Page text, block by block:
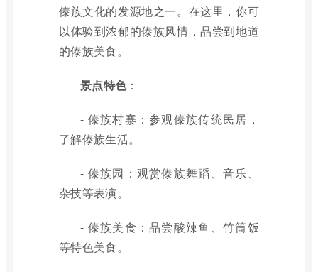
傣族文化的发源地之一。在这里，你可
以体验到浓郁的傣族风情，品尝到地道
的傣族美食。
景点特色：
- 傣族村寨：参观傣族传统民居，
了解傣族生活。
- 傣族园：观赏傣族舞蹈、音乐、
杂技等表演。
- 傣族美食：品尝酸辣鱼、竹筒饭
等特色美食。